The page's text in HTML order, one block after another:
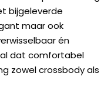
bijgeleverde
maar ook
én
dat comfortabel
zowel crossbody als